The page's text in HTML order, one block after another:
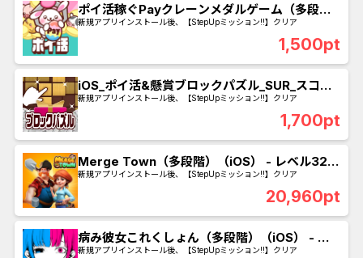
ポイ活稼ぐPayクレーンメダルゲーム（多段
階）（Android） - クレーン強化100回発動
新規アプリインストール後、【StepUpミッション!!】クリア
1,500pt
iOS_ポイ活&懸賞ブロックパズル_SUR_スコア
2300点獲得
新規アプリインストール後、【StepUpミッション!!】クリア
1,700pt
Merge Town（多段階）（iOS） - レベル32到
達
新規アプリインストール後、【StepUpミッション!!】クリア
20,960pt
病み彼女これくしょん（多段階）（iOS） - 彼
女10人コンプ
新規アプリインストール後、【StepUpミッション!!】クリア